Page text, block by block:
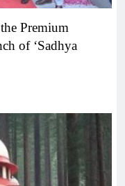
Premium
of ‘Sadhya